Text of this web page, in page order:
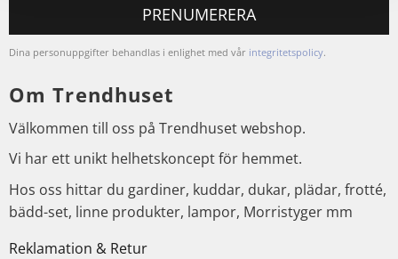
PRENUMERERA
Dina personuppgifter behandlas i enlighet med vår integritetspolicy.
Om Trendhuset
Välkommen till oss på Trendhuset webshop.
Vi har ett unikt helhetskoncept för hemmet.
Hos oss hittar du gardiner, kuddar, dukar, plädar, frotté,
bädd-set, linne produkter, lampor, Morristyger mm
Reklamation & Retur